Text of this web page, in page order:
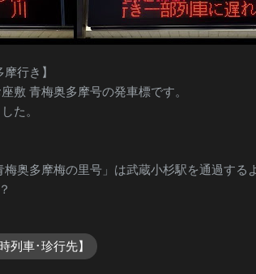
行き】
敷 青梅奥多摩号の発車標です。
た。
奥多摩梅の里号」は武蔵小杉駅を通過する
列車･珍行先】